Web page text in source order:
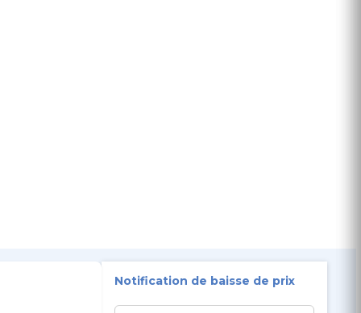
Notification de baisse de prix